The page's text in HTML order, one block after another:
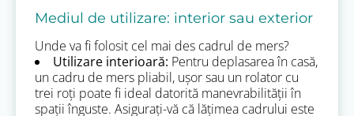
Mediul de utilizare: interior sau exterior
Unde va fi folosit cel mai des cadrul de mers?
Utilizare interioară: Pentru deplasarea în casă,
un cadru de mers pliabil, ușor sau un rolator cu
trei roți poate fi ideal datorită manevrabilității în
spații înguste. Asigurați-vă că lățimea cadrului este